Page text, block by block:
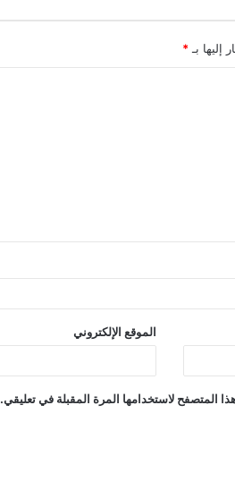
إليها بـ *
الموقع الإلكتروني
المتصفح لاستخدامها المرة المقبلة في تعليقي.